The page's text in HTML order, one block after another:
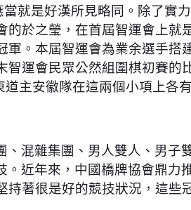
就是好漢所見略同。除了實
於之瑩，在首屆智運會上
。本屆智運會為業余選手搭
運會民眾公然組圍棋初賽的
主安徽隊在這兩個小項上各
混雜集團、男人雙人、男
近年來，中國橋牌協會鼎
著很是好的競技狀況，這些